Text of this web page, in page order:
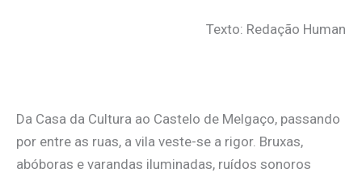
Texto: Redação Human
Da Casa da Cultura ao Castelo de Melgaço, passando
por entre as ruas, a vila veste-se a rigor. Bruxas,
abóboras e varandas iluminadas, ruídos sonoros